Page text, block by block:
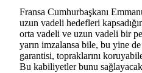
Fransa Cumhurbaşkanı
uzun vadeli hedefleri
orta vadeli ve uzun vadeli bir
yarın imzalansa bile, bu yine
garantisi, topraklarını
Bu kabiliyetler bunu